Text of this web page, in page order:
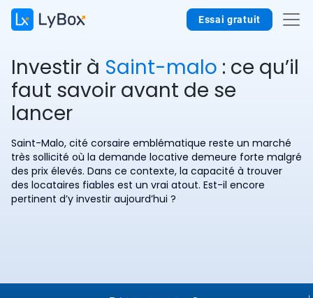
Essai gratuit
Investir à Saint-malo : ce qu’il
faut savoir avant de se
lancer
Saint-Malo, cité corsaire emblématique reste un marché
très sollicité où la demande locative demeure forte malgré
des prix élevés. Dans ce contexte, la capacité à trouver
des locataires fiables est un vrai atout. Est-il encore
pertinent d’y investir aujourd’hui ?